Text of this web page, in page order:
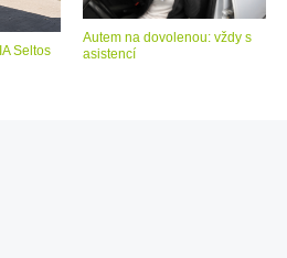
Seltos
Autem na dovolenou: vždy s
asistencí